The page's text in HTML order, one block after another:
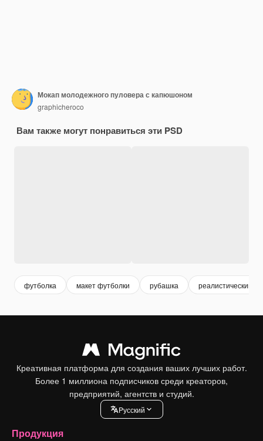
Мокап молодежного пуловера с капюшоном
graphicheroco
Вам также могут понравиться эти PSD
футболка макет футболки рубашка реалистический
Креативная платформа для создания ваших лучших работ.
Более 1 миллиона подписчиков среди креаторов,
предприятий, агентств и студий.
Pусский
Продукция